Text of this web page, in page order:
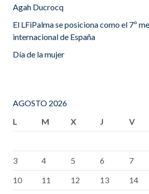
Agah Ducrocq
El LFiPalma se posiciona como el 7º
internacional de España
Día de la mujer
AGOSTO 2026
L
M X J V
3
4 5 6 7
10
11 12 13 14